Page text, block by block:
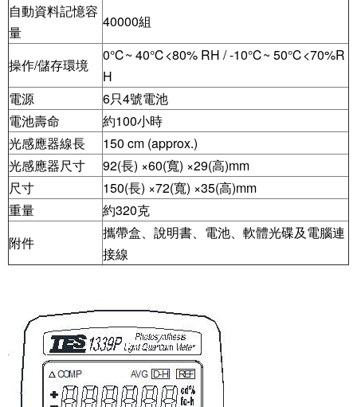
自動資料記憶容
量
40000組
操作/儲存環境
0℃~ 40℃<80% RH / -10℃~ 50℃<70%R
H
電源
6只4號電池
電池壽命
約100小時
光感應器線長
150 cm (approx.)
光感應器尺寸
92(長) ×60(寬) ×29(高)mm
尺寸
150(長) ×72(寬) ×35(高)mm
重量
約320克
附件
攜帶盒、說明書、電池、軟體光碟及電腦連
接線